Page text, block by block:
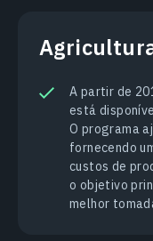
A partir de
está
O programa
fornecendo
custos de
o objetivo
melhor